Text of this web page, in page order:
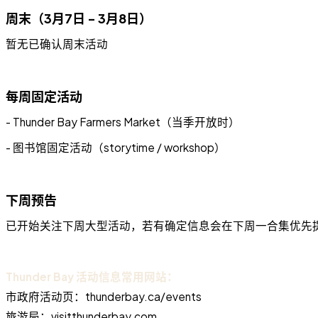
周末（3月7日 - 3月8日）
暂无已确认周末活动
每周固定活动
- Thunder Bay Farmers Market（当季开放时）
- 图书馆固定活动（storytime / workshop）
下周预告
已开始关注下周大型活动，若有确定信息会在下周一合集优先
Thunder Bay 活动信息常用网站：
市政府活动页：thunderbay.ca/events